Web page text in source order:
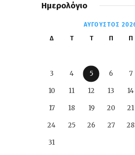
Ημερολόγιο
ΑΎΓΟΥΣΤΟΣ
Δ Τ Τ Π Π
3 4 5 6 7
10 11 12 13 14
17 18 19 20 21
24 25 26 27 28
31